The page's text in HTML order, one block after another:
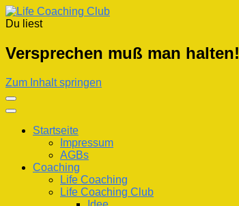
Du liest
Versprechen muß man halten!
Zum Inhalt springen
Startseite
Impressum
AGBs
Coaching
Life Coaching
Life Coaching Club